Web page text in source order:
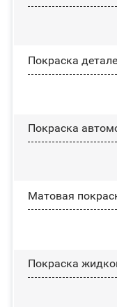
Покраска
Покраска
Матовая
Покраска